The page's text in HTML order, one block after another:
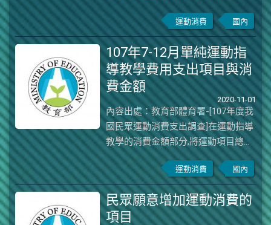
額部分,將運動項目總消費金額除以該
項目消費人數,得出各項目平均支出金
額,計算結果得知,以「足球」的平均消
費金額最高,平均支出金額為 2,042 元,
其次依序為「國標/社交舞」(1,976
元)、「網球」(1,943元)、「上健身
房」(1,723 元)及「體適能運動」
(1,639 元),茲將民眾的單純運動指導教
學費用支出占比前十項及其消費金額
整理如下(詳細運動項目分析請參考附
圖):圖 前十項單純運動指導教學費用
支出項目與消費金額
運動消費 國內
107年7-12月單純運動指
導教學費用支出項目與消
費金額
2020-11-01
內容出處：教育部體育署-[107年度我
國民眾運動消費支出調查]在運動指導
教學的消費金額部分,將運動項目總消
費金額除以該項目消費人數,得出平均
支出金額計算結果得知,以「桌球」的
平均消費金額最高,平均支出金額為
2,472 元,其次依序為「籃球」(2,435
元)、「上健身房」(2,213 元)及「國
運動消費 國內
民眾願意增加運動消費的
項目